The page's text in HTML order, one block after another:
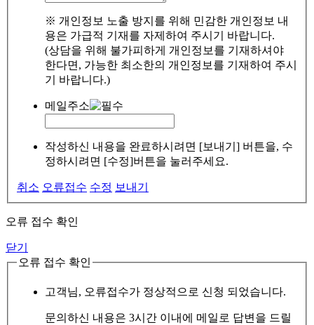
※ 개인정보 노출 방지를 위해 민감한 개인정보 내
용은 가급적 기재를 자제하여 주시기 바랍니다.
(상담을 위해 불가피하게 개인정보를 기재하셔야
한다면, 가능한 최소한의 개인정보를 기재하여 주시
기 바랍니다.)
메일주소
작성하신 내용을 완료하시려면 [보내기] 버튼을, 수
정하시려면 [수정]버튼을 눌러주세요.
취소 오류접수 수정 보내기
오류 접수 확인
닫기
오류 접수 확인
고객님, 오류접수가 정상적으로 신청 되었습니다.
문의하신 내용은 3시간 이내에 메일로 답변을 드릴